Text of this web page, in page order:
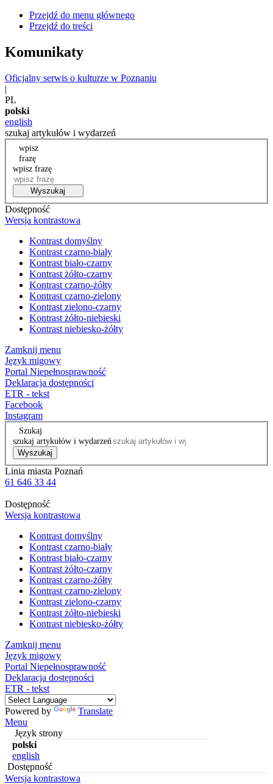
Przejdź do menu głównego
Przejdź do treści
Komunikaty
Oficjalny serwis o kulturze w Poznaniu
|
PL
polski
english
szukaj artykułów i wydarzeń
wpisz
frazę
wpisz frazę
Wyszukaj
Dostępność
Wersja kontrastowa
Kontrast domyślny
Kontrast czarno-biały
Kontrast biało-czarny
Kontrast żółto-czarny
Kontrast czarno-żółty
Kontrast czarno-zielony
Kontrast zielono-czarny
Kontrast żółto-niebieski
Kontrast niebiesko-żółty
Zamknij menu
Język migowy
Portal Niepełnosprawność
Deklaracja dostępności
ETR - tekst
Facebook
Instagram
Szukaj
szukaj artykułów i wydarzeń
Wyszukaj
Linia miasta Poznań
61 646 33 44
Dostępność
Wersja kontrastowa
Kontrast domyślny
Kontrast czarno-biały
Kontrast biało-czarny
Kontrast żółto-czarny
Kontrast czarno-żółty
Kontrast czarno-zielony
Kontrast zielono-czarny
Kontrast żółto-niebieski
Kontrast niebiesko-żółty
Zamknij menu
Język migowy
Portal Niepełnosprawność
Deklaracja dostępności
ETR - tekst
Powered by
Translate
Menu
Język strony
polski
english
Dostępność
Wersja kontrastowa